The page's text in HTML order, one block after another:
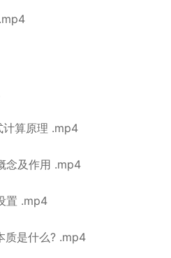
计算原理 .mp4
念及作用 .mp4
置 .mp4
质是什么? .mp4